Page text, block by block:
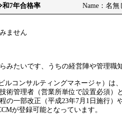
和7年合格率 Name：名
ません
みたいです、うちの経営陣や管理職
ルコンサルティングマネージャ）は
術管理者（営業所単位で設置必須
の一部改正（平成23年7月1日施行）
が登録可能となっています。